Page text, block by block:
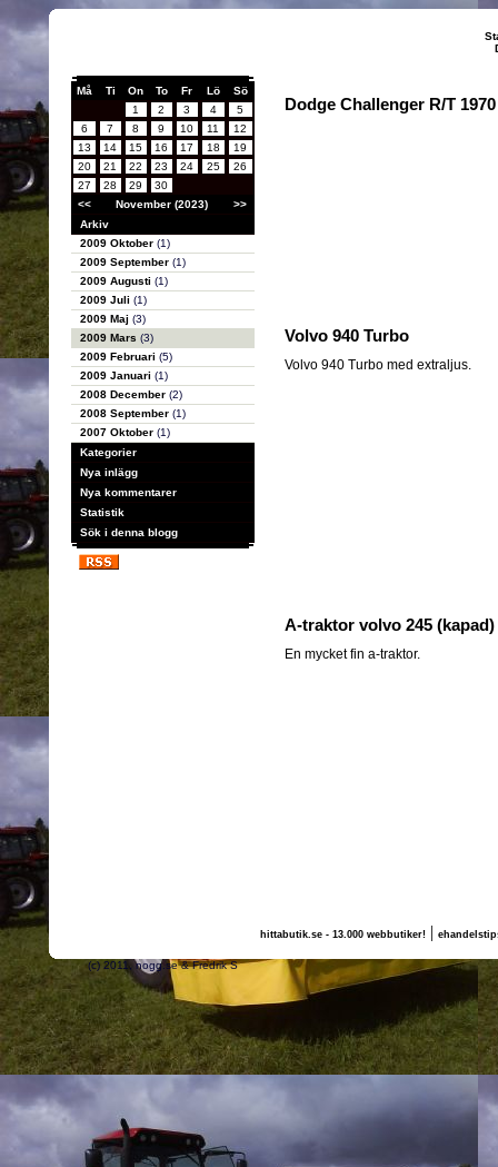
Må Ti On To Fr Lö
Sö
1
2 3 4
5
6
7 8 9 10 11
12
13
14 15 16 17 18
19
20
21 22 23 24 25
26
27
28 29
30
<<
November (2023)
>>
Arkiv
2009 Oktober (1)
2009 September (1)
2009 Augusti (1)
2009 Juli (1)
2009 Maj (3)
2009 Mars (3)
2009 Februari (5)
2009 Januari (1)
2008 December (2)
2008 September (1)
2007 Oktober (1)
Kategorier
Nya inlägg
Nya kommentarer
Statistik
Sök i denna blogg
Dodge Challenger R/T 1970
Volvo 940 Turbo
Volvo 940 Turbo med extraljus.
A-traktor volvo 245 (kapad)
En mycket fin a-traktor.
hittabutik.se - 13.000 webbutiker!|
(c) 2011, nogg.se & Fredrik S